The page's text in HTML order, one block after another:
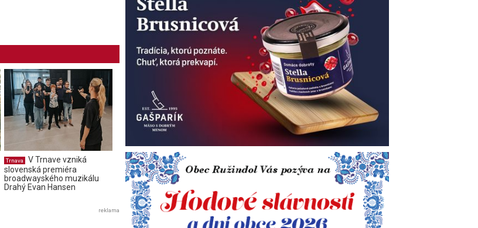
Trnava
V Trnave vzniká
slovenská premiéra
broadwayského muzikálu
Drahý Evan Hansen
reklama